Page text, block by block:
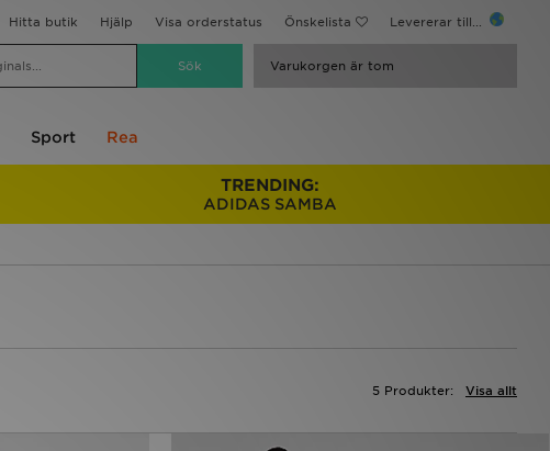
Hitta butik Hjälp Visa orderstatus Önskelista Levererar till...
Varukorgen är tom
Sport Rea
TRENDING:
ADIDAS SAMBA
Visa allt
5 Produkter: